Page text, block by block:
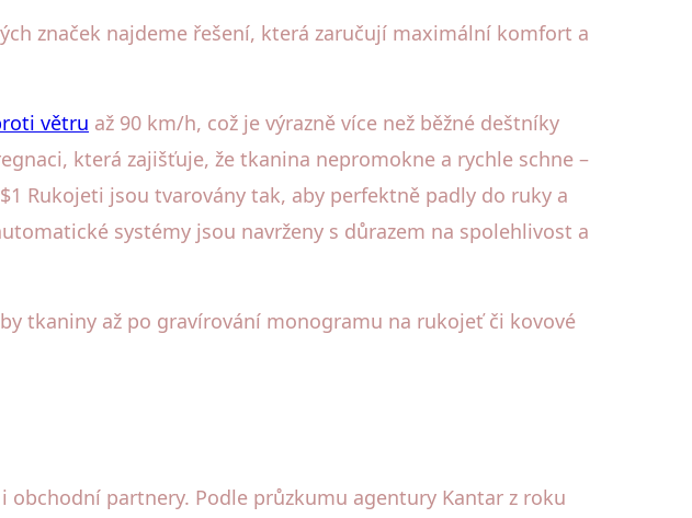
značek najdeme řešení, která zaručují maximální komfort a
větru až 90 km/h, což je výrazně více než běžné deštníky
která zajišťuje, že tkanina nepromokne a rychle schne –
Rukojeti jsou tvarovány tak, aby perfektně padly do ruky a
systémy jsou navrženy s důrazem na spolehlivost a
tkaniny až po gravírování monogramu na rukojeť či kovové
partnery. Podle průzkumu agentury Kantar z roku